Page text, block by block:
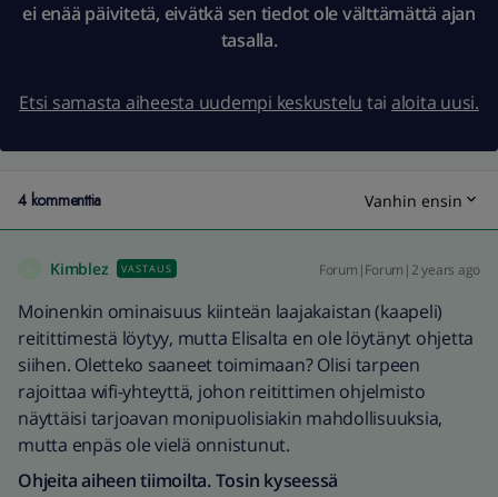
ei enää päivitetä, eivätkä sen tiedot ole välttämättä ajan
tasalla.
Etsi samasta aiheesta uudempi keskustelu tai aloita uusi.
4 kommenttia Vanhin ensin
Kimblez VASTAUS Forum|Forum|2 years ago
Moinenkin ominaisuus kiinteän laajakaistan (kaapeli)
reitittimestä löytyy, mutta Elisalta en ole löytänyt ohjetta
siihen. Oletteko saaneet toimimaan? Olisi tarpeen
rajoittaa wifi-yhteyttä, johon reitittimen ohjelmisto
näyttäisi tarjoavan monipuolisiakin mahdollisuuksia,
mutta enpäs ole vielä onnistunut.
Ohjeita aiheen tiimoilta. Tosin kyseessä